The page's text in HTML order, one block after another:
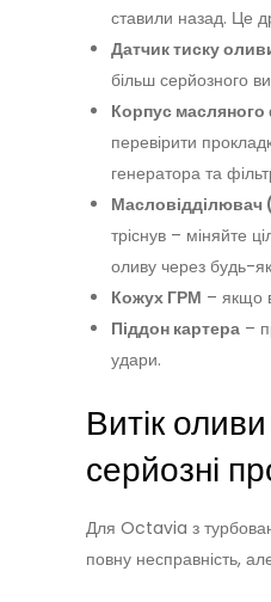
ставили назад. Це
Датчик тиску
більш серйозного
Корпус масляного
перевірити
генератора та
Масловідділювач
тріснув – міняйте
оливу через будь-
Кожух ГРМ – якщо
Піддон картера –
удари.
Витік
серйозні
Для Octavia з
повну несправність,